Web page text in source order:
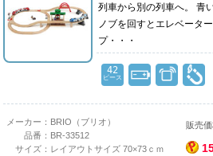
列車から別の列車へ。 青
ノブを回すとエレベータ
プ・・・
42
ピース
メーカー： BRIO（ブリオ）
品番： BR-33512
サイズ： レイアウトサイズ 70×73ｃｍ
販売価